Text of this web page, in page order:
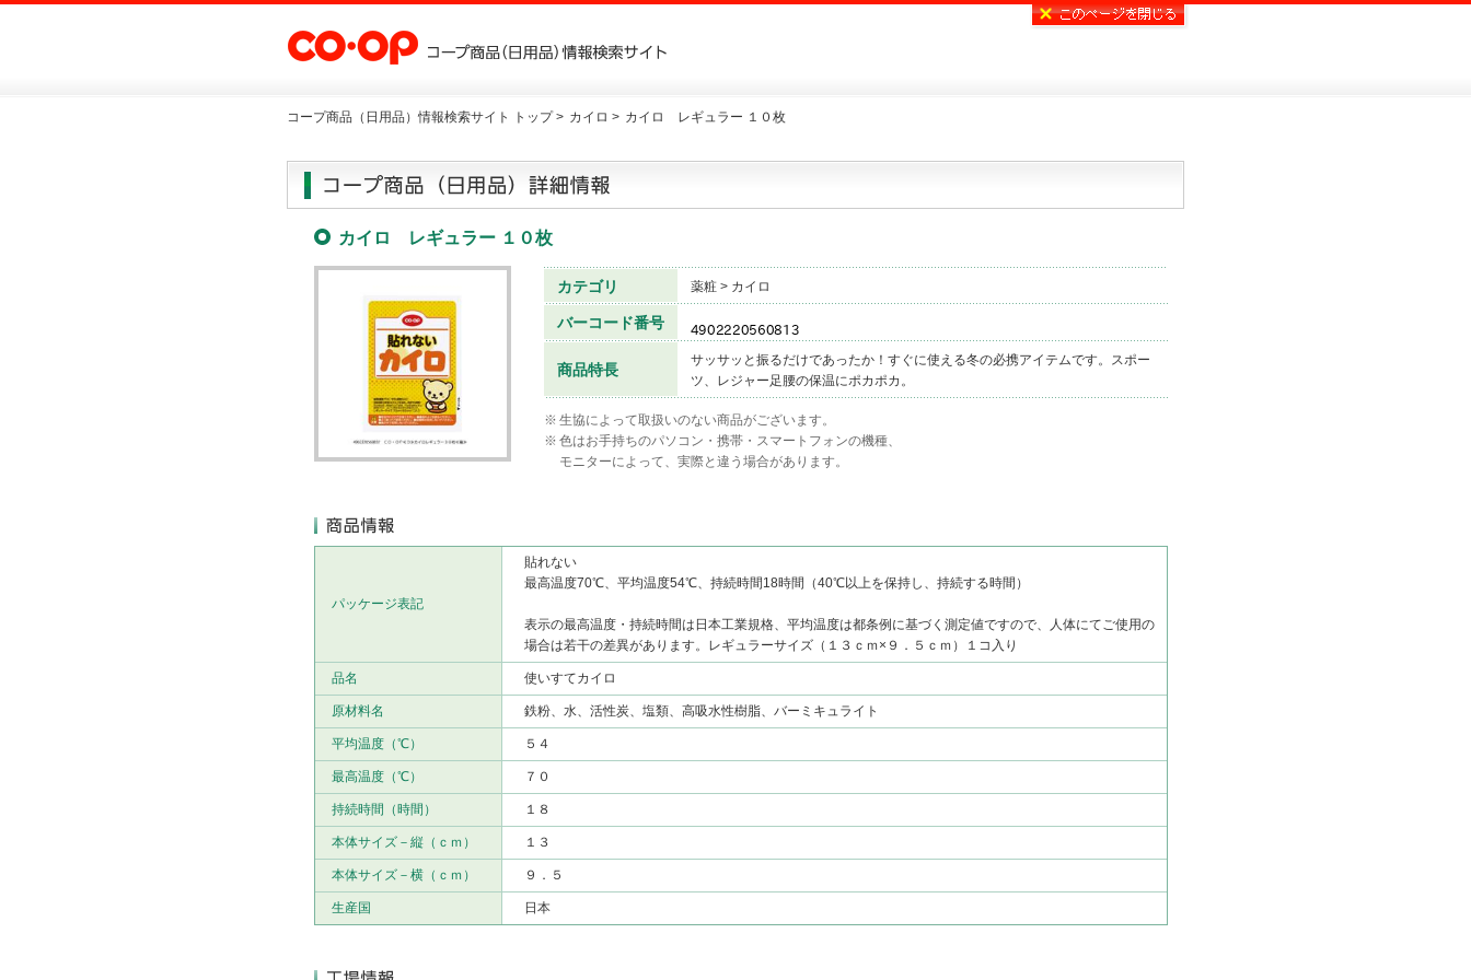
コープ商品（日用品）情報検索サイト トップ > カイロ > カイロ レギュラー １０枚
カイロ レギュラー １０枚
カテゴリ 薬粧 > カイロ
バーコード番号
商品特長
サッサッと振るだけであったか！すぐに使える冬の必携アイテムです。スポー
ツ、レジャー足腰の保温にポカポカ。
※ 生協によって取扱いのない商品がございます。
※ 色はお手持ちのパソコン・携帯・スマートフォンの機種、
モニターによって、実際と違う場合があります。
パッケージ表記
貼れない
最高温度70℃、平均温度54℃、持続時間18時間（40℃以上を保持し、持続する時間）
表示の最高温度・持続時間は日本工業規格、平均温度は都条例に基づく測定値ですので、人体にてご使用の
場合は若干の差異があります。レギュラーサイズ（１３ｃｍ×９．５ｃｍ）１コ入り
品名 使いすてカイロ
原材料名 鉄粉、水、活性炭、塩類、高吸水性樹脂、バーミキュライト
平均温度（℃） ５４
最高温度（℃） ７０
持続時間（時間） １８
本体サイズ－縦（ｃｍ） １３
本体サイズ－横（ｃｍ） ９．５
生産国 日本